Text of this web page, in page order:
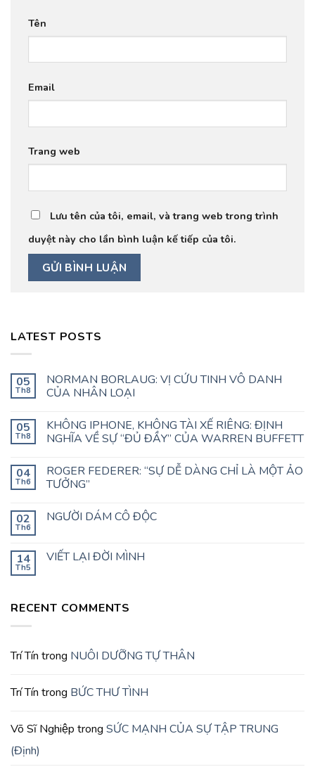
Tên
Email
Trang web
Lưu tên của tôi, email, và trang web trong trình
duyệt này cho lần bình luận kế tiếp của tôi.
LATEST POSTS
05
Th8
NORMAN BORLAUG: VỊ CỨU TINH VÔ DANH
CỦA NHÂN LOẠI
05
Th8
KHÔNG IPHONE, KHÔNG TÀI XẾ RIÊNG: ĐỊNH
NGHĨA VỀ SỰ “ĐỦ ĐẦY” CỦA WARREN BUFFETT
04
Th6
ROGER FEDERER: “SỰ DỄ DÀNG CHỈ LÀ MỘT ẢO
TƯỞNG”
02
Th6
NGƯỜI DÁM CÔ ĐỘC
14
Th5
VIẾT LẠI ĐỜI MÌNH
RECENT COMMENTS
Trí Tín trong NUÔI DƯỠNG TỰ THÂN
Trí Tín trong BỨC THƯ TÌNH
Võ Sĩ Nghiệp trong SỨC MẠNH CỦA SỰ TẬP TRUNG
(Định)